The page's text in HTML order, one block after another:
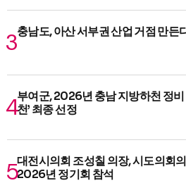
충남도, 아산 서부권 산업 거점 만든
부여군, 2026년 충남 지방하천 정비
천’ 최종 선정
대전시의회 조성칠 의장, 시도의회
2026년 정기회 참석